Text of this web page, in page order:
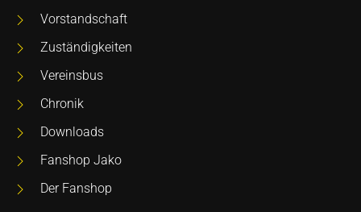
Vorstandschaft
Zuständigkeiten
Vereinsbus
Chronik
Downloads
Fanshop Jako
Der Fanshop